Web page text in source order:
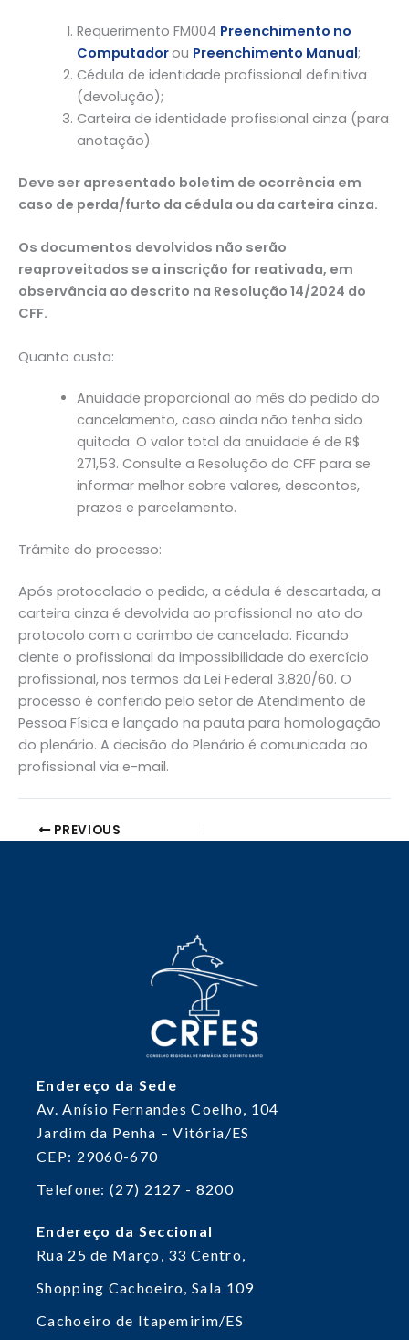
Requerimento FM004 Preenchimento no
Computadorou Preenchimento Manual;
Cédula de identidade profissional definitiva
(devolução);
Carteira de identidade profissional cinza (para
anotação).
Deve ser apresentado boletim de ocorrência em
caso de perda/furto da cédula ou da carteira cinza.
Os documentos devolvidos não serão
reaproveitados se a inscrição for reativada, em
observância ao descrito na Resolução 14/2024 do
CFF.
Quanto custa:
Anuidade proporcional ao mês do pedido do
cancelamento, caso ainda não tenha sido
quitada. O valor total da anuidade é de R$
271,53. Consulte a Resolução do CFF para se
informar melhor sobre valores, descontos,
prazos e parcelamento.
Trâmite do processo:
Após protocolado o pedido, a cédula é descartada, a
carteira cinza é devolvida ao profissional no ato do
protocolo com o carimbo de cancelada. Ficando
ciente o profissional da impossibilidade do exercício
profissional, nos termos da Lei Federal 3.820/60. O
processo é conferido pelo setor de Atendimento de
Pessoa Física e lançado na pauta para homologação
do plenário. A decisão do Plenário é comunicada ao
profissional via e-mail.
PREVIOUS
Endereço da Sede
Av. Anísio Fernandes Coelho, 104
Jardim da Penha – Vitória/ES
CEP: 29060-670
Telefone: (27) 2127 - 8200
Endereço da Seccional
Rua 25 de Março, 33Centro,
Shopping Cachoeiro, Sala 109
Cachoeiro de Itapemirim/ES